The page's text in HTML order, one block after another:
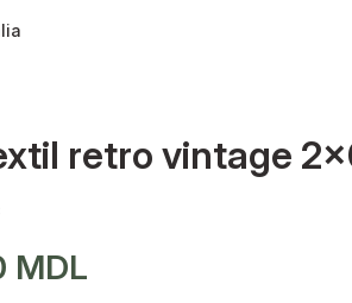
retro vintage
MDL